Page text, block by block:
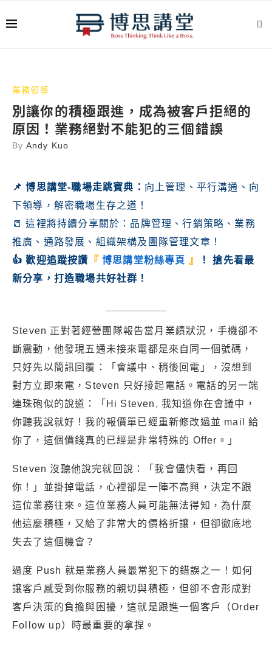
業務領導
別讓你的積極跟進，成為被客戶拒絕的
原因！業務絕對不能犯的三個錯誤
By Andy Kuo
📌博思講堂-職場走跳寶典 ： 向上管理、平行溝通、向
下領導，解密職場生存之道！
📒 這裡將持續分享關於：品牌管理、行銷策略、業務
推廣、通路發展、組織架構及團隊管理文章！
👍 歡迎追蹤按讚 『 博思講堂粉絲專頁 』
！ 搶先看最
新分享，打造職場共好社群！
Steven 正對著經營團隊報告當月業績狀況，手機卻不
斷震動，他發現五通未接來電都是來自同一個號碼，
只好先以簡訊回覆：「會議中、稍後回電」，沒想到
對方立即來電，Steven 只好接起電話。電話的另一端
連珠砲似的說道：「Hi Steven, 我知道你在會議中，
你聽我說就好！我的報價單已經重新修改過並 mail 給
你了，這個價錢真的已經是非常特殊的 Offer。」
Steven 沒聽他說完就回說：「我會儘快看，再回
你！」並掛掉電話，心裡卻是一陣不高興，決定不跟
這位業務往來。這位業務人員可能無法得知，為什麼
他這麼積極，又給了非常大的價格折讓，但卻徹底地
失去了這個機會？
過度 Push 就是業務人員最常犯下的錯誤之一！如何
讓客戶感受到你服務的親切與積極，但卻不會形成對
客戶決策的負擔與困擾，這就是跟進一個客戶（Order
Follow up）時最重要的拿捏。